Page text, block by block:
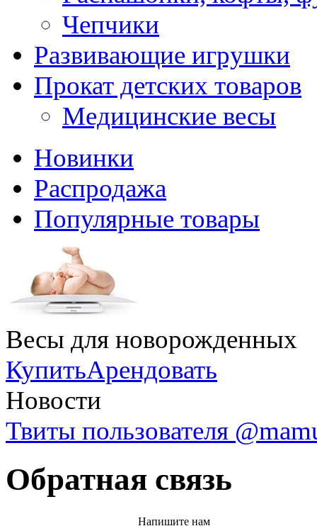
Чепчики
Развивающие игрушки
Прокат детских товаров
Медицинские весы
Новинки
Распродажа
Популярные товары
Весы для новорожденных
КупитьАрендовать
Новости
Твиты пользователя
Обратная связь
Напишите нам